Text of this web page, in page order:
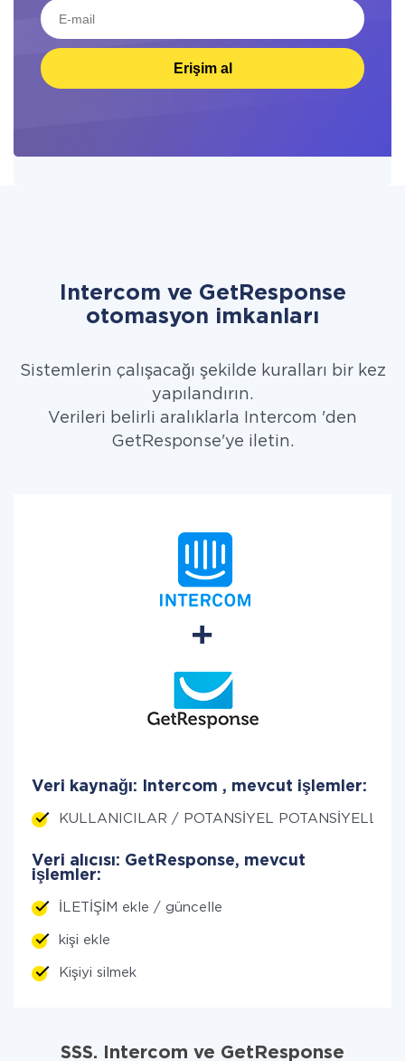
Erişim al
Intercom ve GetResponse
otomasyon imkanları
Sistemlerin çalışacağı şekilde kuralları bir kez
yapılandırın.
Verileri belirli aralıklarla Intercom 'den
GetResponse'ye iletin.
Veri kaynağı: Intercom , mevcut işlemler:
KULLANICILAR / POTANSİYEL POTANSİYELLER
Veri alıcısı: GetResponse, mevcut
işlemler:
İLETİŞİM ekle / güncelle
kişi ekle
Kişiyi silmek
SSS. Intercom ve GetResponse